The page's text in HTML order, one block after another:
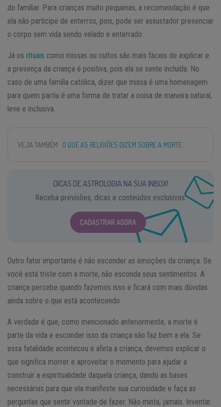
do familiar. Para crianças muito pequenas, a recomendação é que
ela não participe de enterros, pois, pode ser assustador presenciar
o corpo sem vida sendo velado e enterrado.
Já os rituais como missas ou cultos são mais fáceis de explicar e
a presença da criança é positiva, pois ela se sente incluída. No
caso de uma família católica, dizer que missa é uma homenagem
para quem partiu é uma forma de tratar a coisa de maneira natural,
leve e inclusiva.
VEJA TAMBÉM O QUE AS RELIGIÕES DIZEM SOBRE A MORTE
DICAS DE ASTROLOGIA NA SUA INBOX!
Receba previsões, dicas e conteúdos exclusivos.
CADASTRAR AGORA
Outro fator importante é não esconder as emoções da criança. Se
você está triste com a morte, não esconda seus sentimentos. A
criança percebe quando fazemos isso e ficará com mais dúvidas
ainda sobre o que está acontecendo.
A verdade é que, como mencionado anteriormente, a morte é
parte da vida e esconder isso da criança não faz bem a ela. Se
essa fatalidade aconteceu e afeta a criança, devemos explicar o
que significa morrer e aproveitar o momento para ajudar a
construir a espiritualidade daquela criança, dando as bases
necessárias para que ela manifeste sua curiosidade e faça as
perguntas que sentir vontade de fazer. Não minta, jamais. Inventar